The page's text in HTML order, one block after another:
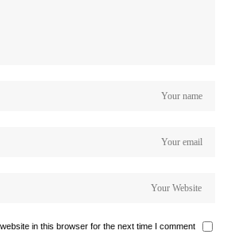
in this browser for the next time I comment.